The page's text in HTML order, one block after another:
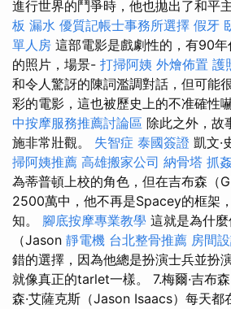
進行世界的鬥爭時，他也拋出了和平
板 漏水 優質記帳士事務所選擇 假牙
單人房 這部電影是戲劇性的，有90
的照片，場景- 打掃阿姨 外燴佈置 護
和令人驚訝的陳詞濫調對話，但可能
彩的電影，這也被歷史上的不准確性
中按摩服務推薦討論區 除此之外，故
施非常壯觀。 失智症 泰國簽證 凱文·
掃阿姨推薦 高雄搬家公司 納骨塔 抓姦
為蒂普頓上校的角色，但在吉布森（
2500萬中，他不再是Spacey的框架
知。 腳底按摩專業教學 這就是為什
（Jason 靜電機 台北整骨推薦 房間
錯的選擇，因為他總是扮演士兵並扮
就像真正的tarlet一樣。 7.梅爾·吉布
森·艾薩克斯（Jason Isaacs）每天都